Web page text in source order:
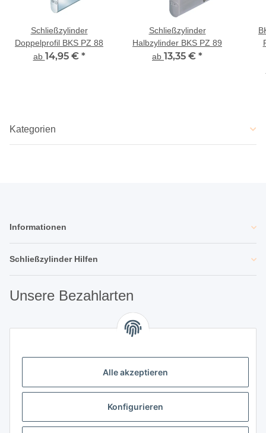
Schließzylinder
Doppelprofil BKS PZ 88
ab 14,95 € *
Schließzylinder
Halbzylinder BKS PZ 89
ab 13,35 € *
Kategorien
Informationen
Schließzylinder Hilfen
Unsere Bezahlarten
Unsere Partner
Unternehmen
Alle akzeptieren
Konfigurieren